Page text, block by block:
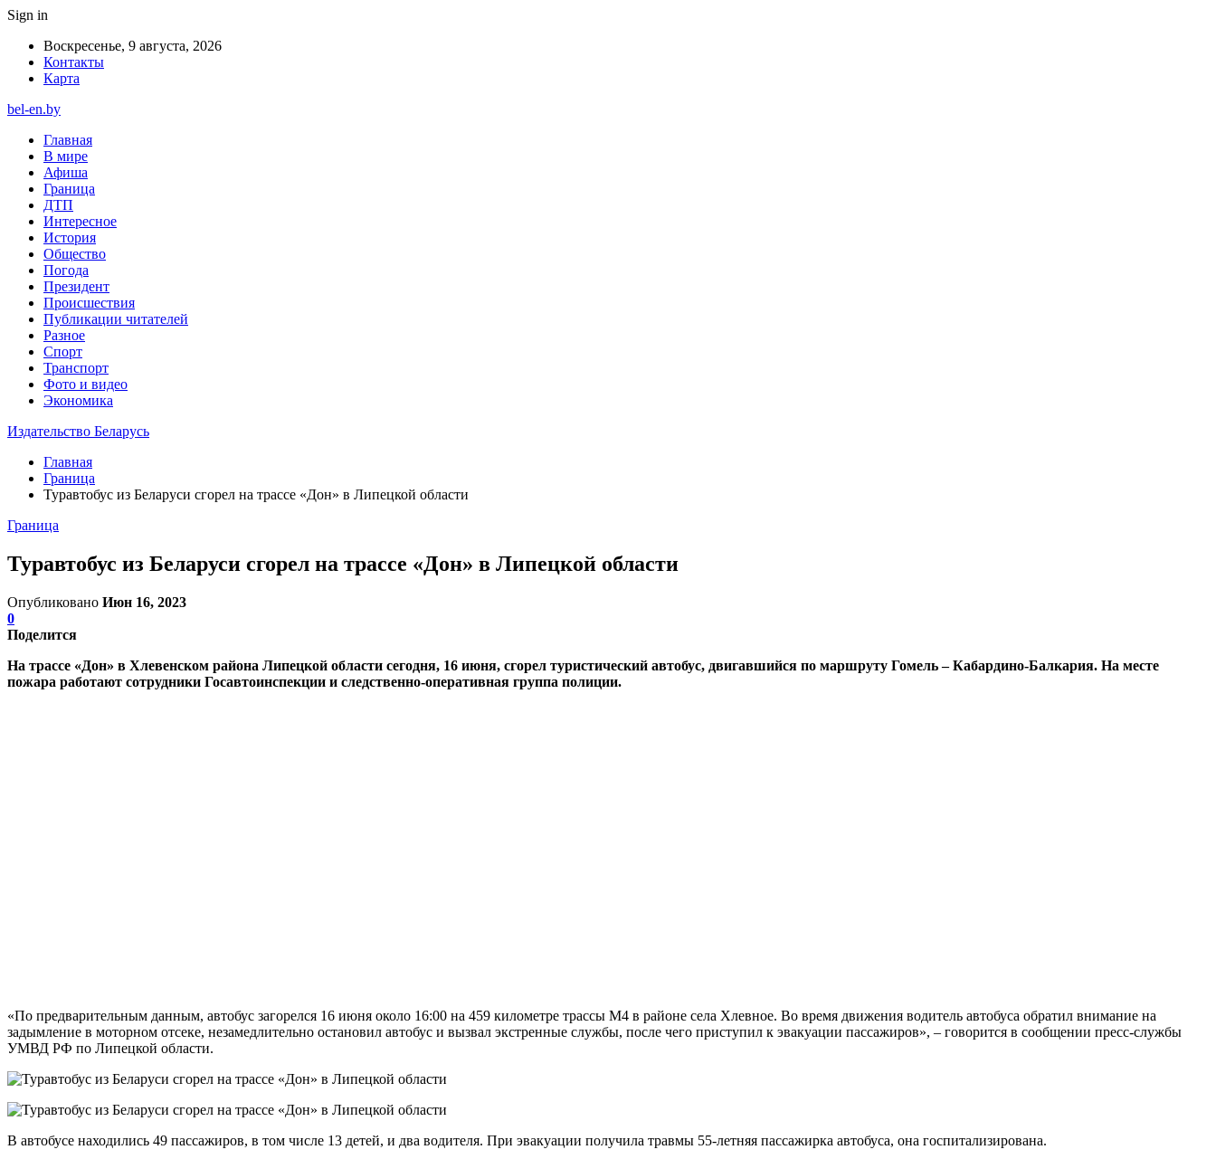
Sign in
Воскресенье, 9 августа, 2026
Контакты
Карта
bel-en.by
Главная
В мире
Афиша
Граница
ДТП
Интересное
История
Общество
Погода
Президент
Происшествия
Публикации читателей
Разное
Спорт
Транспорт
Фото и видео
Экономика
Издательство Беларусь
Главная
Граница
Туравтобус из Беларуси сгорел на трассе «Дон» в Липецкой области
Граница
Туравтобус из Беларуси сгорел на трассе «Дон» в Липецкой области
Опубликовано Июн 16, 2023
0
Поделится
На трассе «Дон» в Хлевенском района Липецкой области сегодня, 16 июня, сгорел туристический автобус, двигавшийся по маршруту Гомель – Кабардино-Балкария. На месте
пожара работают сотрудники Госавтоинспекции и следственно-оперативная группа полиции.
«По предварительным данным, автобус загорелся 16 июня около 16:00 на 459 километре трассы М4 в районе села Хлевное. Во время движения водитель автобуса обратил внимание на
задымление в моторном отсеке, незамедлительно остановил автобус и вызвал экстренные службы, после чего приступил к эвакуации пассажиров», – говорится в сообщении пресс-службы
УМВД РФ по Липецкой области.
В автобусе находились 49 пассажиров, в том числе 13 детей, и два водителя. При эвакуации получила травмы 55-летняя пассажирка автобуса, она госпитализирована.